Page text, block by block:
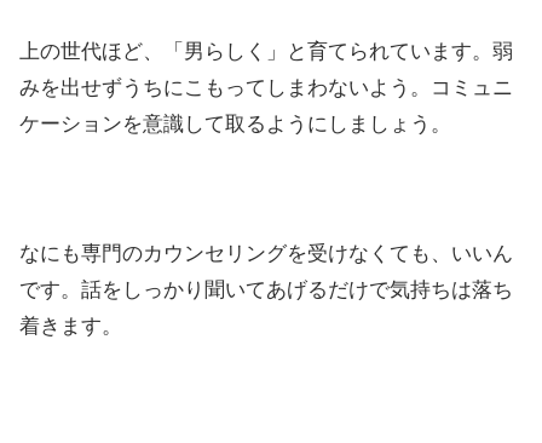
上の世代ほど、「男らしく」と育てられています。弱
みを出せずうちにこもってしまわないよう。コミュニ
ケーションを意識して取るようにしましょう。
なにも専門のカウンセリングを受けなくても、いいん
です。話をしっかり聞いてあげるだけで気持ちは落ち
着きます。